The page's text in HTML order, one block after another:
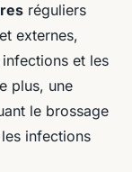
réguliers
externes,
et les
plus, une
le brossage
infections